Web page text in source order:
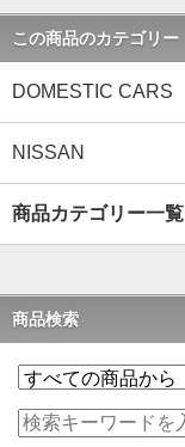
この商品のカテゴリー
DOMESTIC CARS
NISSAN
商品カテゴリー一覧
商品検索